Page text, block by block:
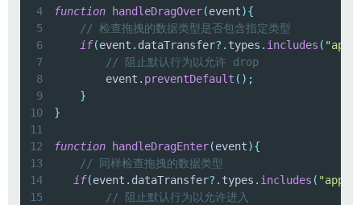
4
function handleDragOver(event){
5
// 检查拖拽的数据类型是否包含指定类型
6
if(event . dataTransfer?. types . includes (
7
// 阻止默认行为以允许 drop
8
        event
. preventDefault ( ) ;
9
}
10
}
11
12
function handleDragEnter(event){
13
// 同样检查拖拽的数据类型
14
if(event . dataTransfer?. types . includes (
15
// 阻止默认行为以允许进入